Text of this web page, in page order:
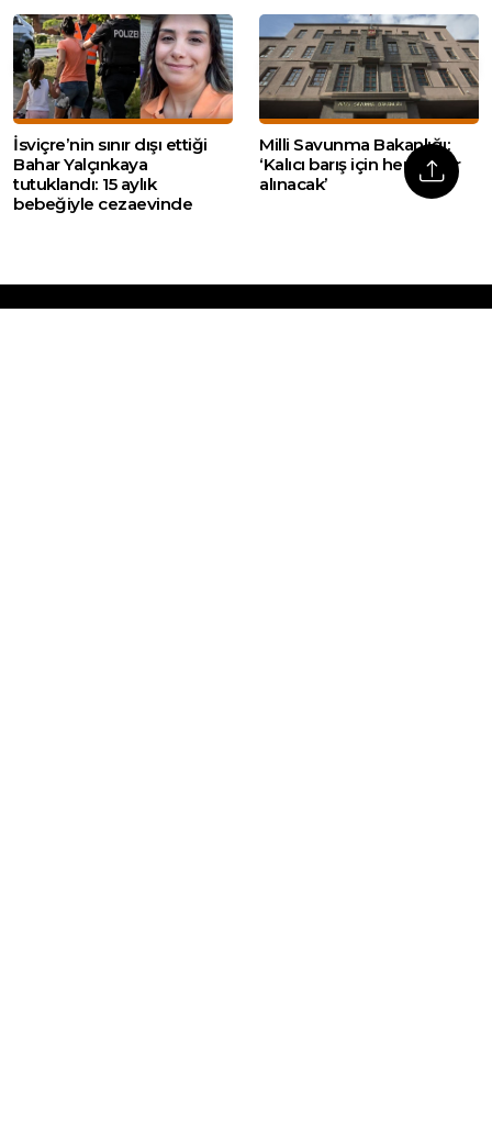
İsviçre’nin sınır dışı ettiği
Bahar Yalçınkaya
tutuklandı: 15 aylık
bebeğiyle cezaevinde
Milli Savunma Bakanlığı:
‘Kalıcı barış için her tedbir
alınacak’